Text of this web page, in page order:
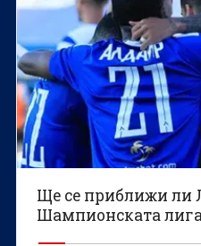
Ще се приближи ли
Шампионската